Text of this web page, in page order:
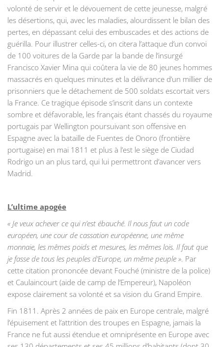
volonté de servir et le dévouement de cette jeunesse, malgré
les désertions, qui, avec les maladies, alourdissent le bilan des
pertes, en dépassant celui des embuscades et des actions de
guérilla. Pour illustrer celles-ci, on citera l’attaque d’un convoi
de 100 voitures de la Garde par la bande de l’insurgé
Francisco Xavier Mina qui coûtera la vie de 80 jeunes hommes
massacrés en quelques minutes et la délivrance d’un millier de
prisonniers que le détachement de 500 soldats escortait vers
la France. Ce tragique épisode s’inscrit dans un contexte
sombre et défavorable, les français étant chassés du royaume
portugais par Wellington poursuivant son offensive en
Espagne avec la bataille de Fuentes de Onoro (frontière
portugaise) en mai 1811 et plus à l’est le siège de Ciudad
Rodrigo un an plus tard, qui lui permettront d’avancer vers
Madrid.
L’ultime apogée
« Je veux achever ce qui n’est ébauché. Il nous faut un code
européen, une cour de cassation européenne, une même
monnaie, les mêmes poids et mesures, les mêmes lois. Il faut que
je fasse de tous les peuples d’Europe, un même peuple ». Par
cette citation prononcée devant Fouché (ministre de la police)
et Caulaincourt (aide de camp de l’Empereur), Napoléon
expose clairement sa volonté et sa vision du Grand Empire.
Fin 1811. Après 2 années de paix en Europe centrale, malgré
l’épuisement et l’attrition des troupes en Espagne, jamais la
France ne fut aussi étendue et omniprésente en Europe avec